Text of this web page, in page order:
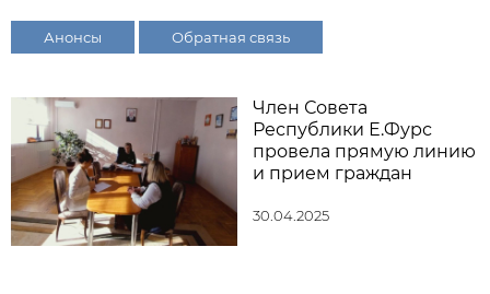
Анонсы Обратная связь
Член Совета
Республики Е.Фурс
провела прямую линию
и прием граждан
30.04.2025